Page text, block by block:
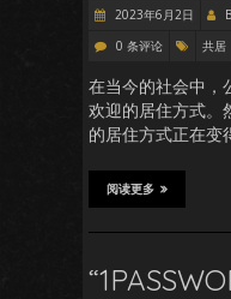
2023年6月2日
0 条评论
共居
在当今的社会中，
欢迎的居住方式。
的居住方式正在变
阅读更多